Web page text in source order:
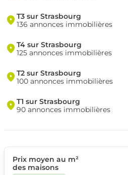
T3 sur Strasbourg
136 annonces immobilières
T4 sur Strasbourg
125 annonces immobilières
T2 sur Strasbourg
100 annonces immobilières
T1 sur Strasbourg
90 annonces immobilières
Prix moyen au m²
des maisons